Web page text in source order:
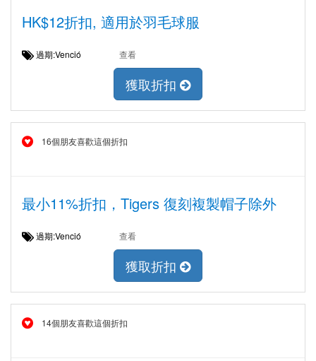
HK$12折扣, 適用於羽毛球服
過期:Venció 查看
獲取折扣
16個朋友喜歡這個折扣
最小11%折扣，Tigers 復刻複製帽子除外
過期:Venció 查看
獲取折扣
14個朋友喜歡這個折扣